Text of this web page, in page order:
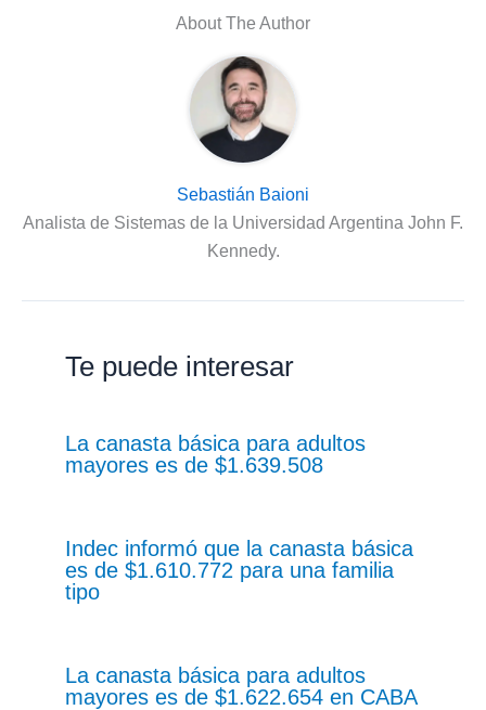
About The Author
Sebastián Baioni
Analista de Sistemas de la Universidad Argentina John F.
Kennedy.
Te puede interesar
La canasta básica para adultos
mayores es de $1.639.508
Indec informó que la canasta básica
es de $1.610.772 para una familia
tipo
La canasta básica para adultos
mayores es de $1.622.654 en CABA